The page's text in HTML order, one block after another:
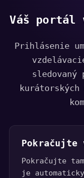
+
Váš portál
Prihlásenie
sledovaný
Pokračujte
Pokračujte
je